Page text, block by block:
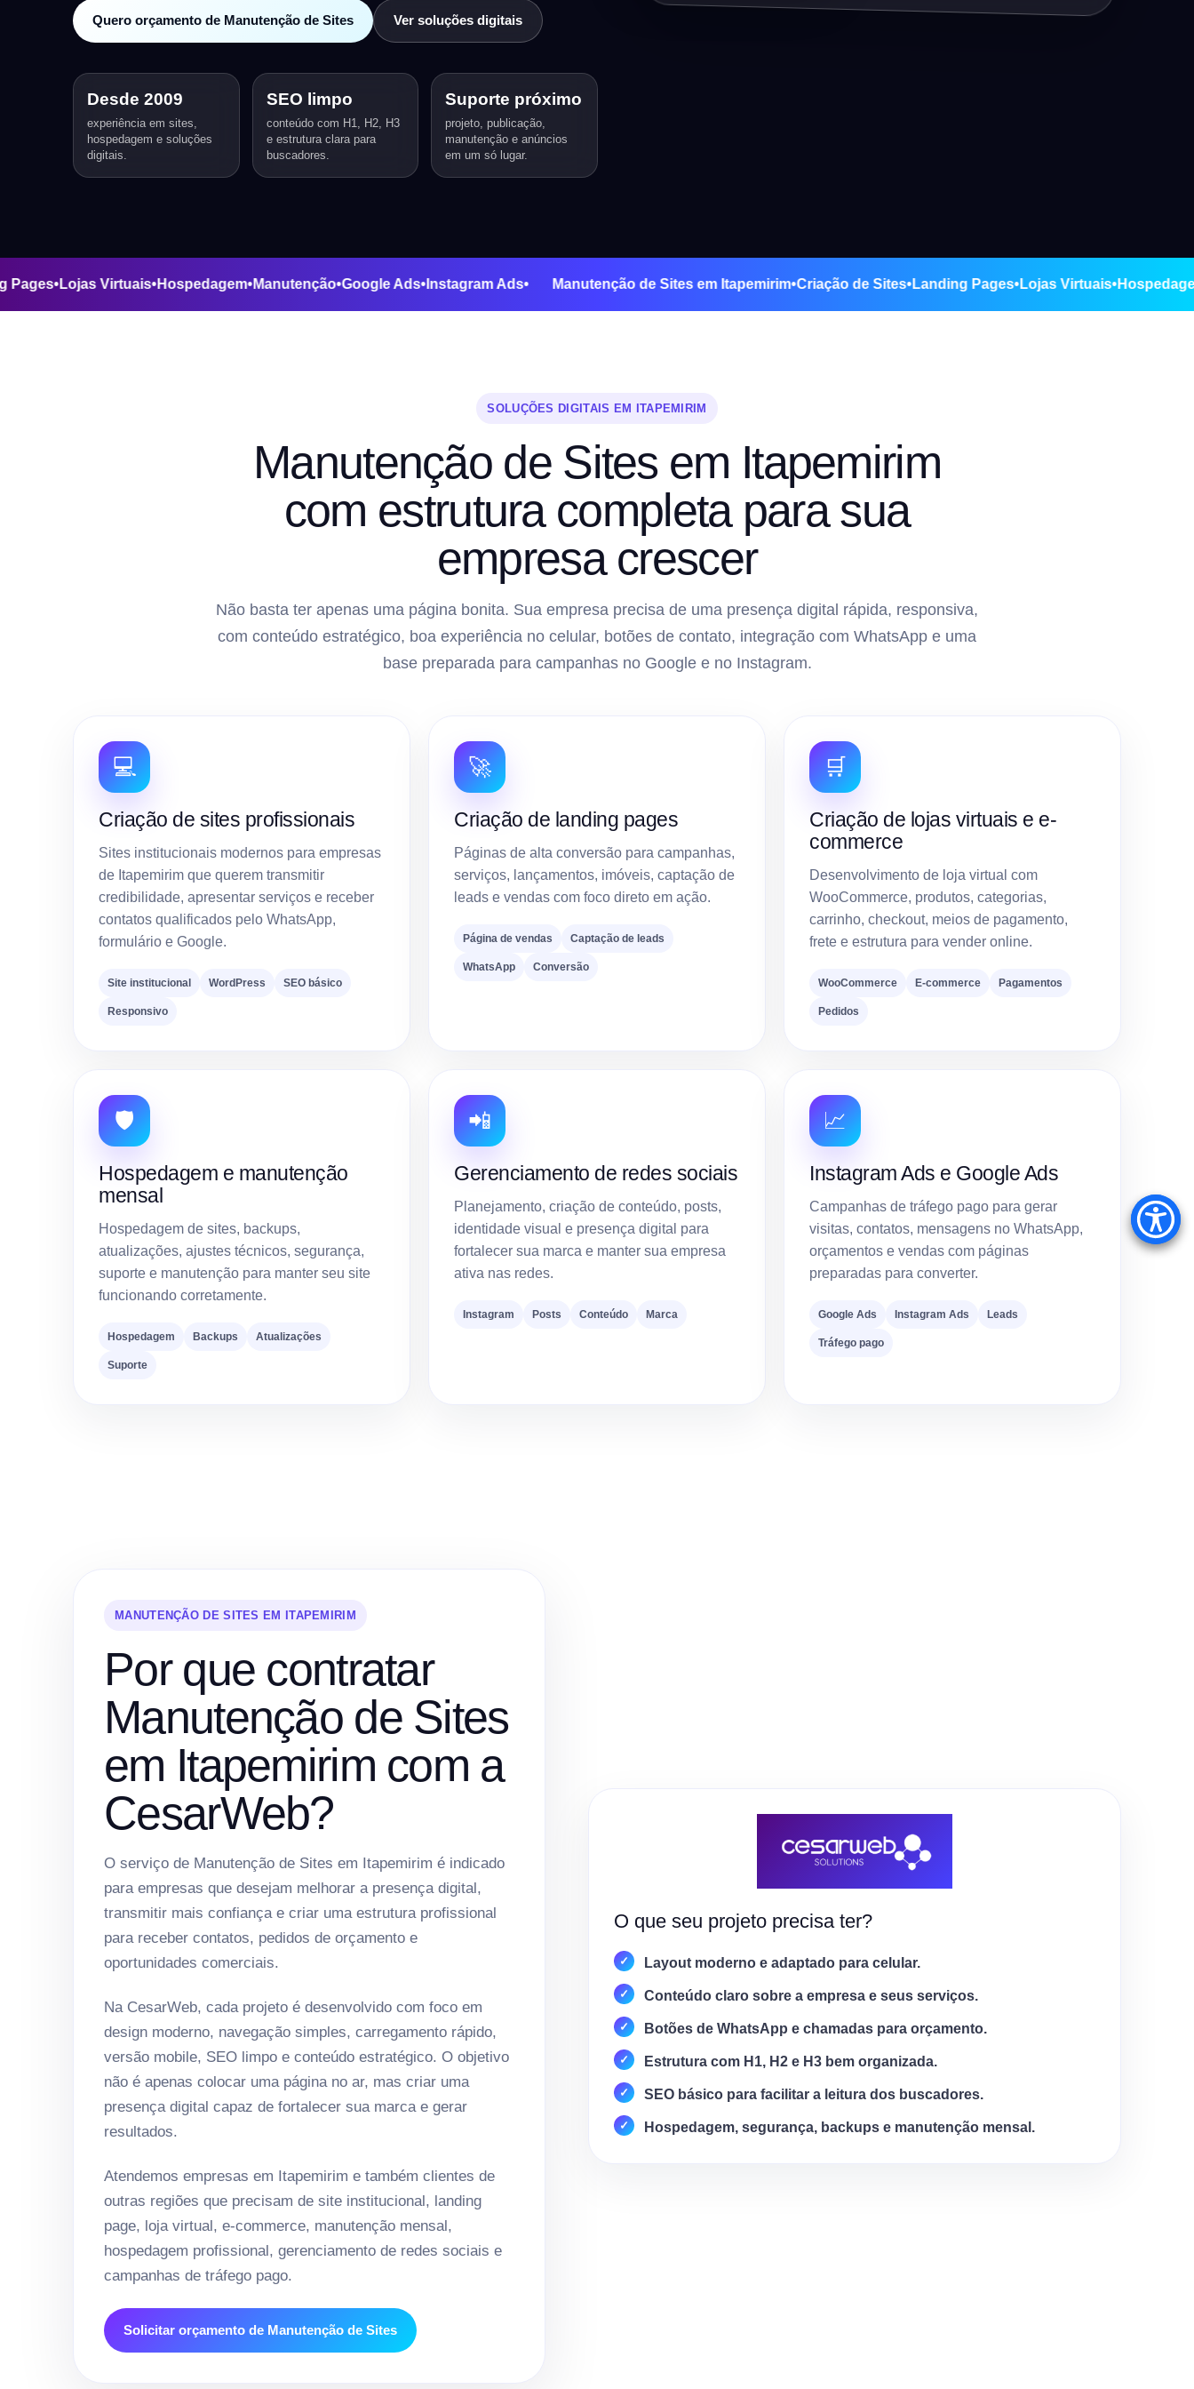
Quero orçamento de Manutenção de Sites Ver soluções digitais
Desde 2009
experiência em sites,
hospedagem e soluções
digitais.
SEO limpo
conteúdo com H1, H2, H3
e estrutura clara para
buscadores.
Suporte próximo
projeto, publicação,
manutenção e anúncios
em um só lugar.
Pages•Lojas Virtuais•Hospedagem•Manutenção•Google Ads•Instagram Ads• Manutenção de Sites em Itapemirim•Criação de Sites•Landing Pages•Lojas Virtuais•
SOLUÇÕES DIGITAIS EM ITAPEMIRIM
Manutenção de Sites em Itapemirim
com estrutura completa para sua
empresa crescer
Não basta ter apenas uma página bonita. Sua empresa precisa de uma presença digital rápida, responsiva,
com conteúdo estratégico, boa experiência no celular, botões de contato, integração com WhatsApp e uma
base preparada para campanhas no Google e no Instagram.
💻
Criação de sites profissionais
Sites institucionais modernos para empresas
de Itapemirim que querem transmitir
credibilidade, apresentar serviços e receber
contatos qualificados pelo WhatsApp,
formulário e Google.
Site institucional WordPress SEO básico
Responsivo
🚀
Criação de landing pages
Páginas de alta conversão para campanhas,
serviços, lançamentos, imóveis, captação de
leads e vendas com foco direto em ação.
Página de vendas Captação de leads
WhatsApp Conversão
🛒
Criação de lojas virtuais e e-
commerce
Desenvolvimento de loja virtual com
WooCommerce, produtos, categorias,
carrinho, checkout, meios de pagamento,
frete e estrutura para vender online.
WooCommerce E-commerce Pagamentos
Pedidos
🛡️
Hospedagem e manutenção
mensal
Hospedagem de sites, backups,
atualizações, ajustes técnicos, segurança,
suporte e manutenção para manter seu site
funcionando corretamente.
Hospedagem Backups Atualizações
Suporte
📲
Gerenciamento de redes sociais
Planejamento, criação de conteúdo, posts,
identidade visual e presença digital para
fortalecer sua marca e manter sua empresa
ativa nas redes.
Instagram Posts Conteúdo Marca
📈
Instagram Ads e Google Ads
Campanhas de tráfego pago para gerar
visitas, contatos, mensagens no WhatsApp,
orçamentos e vendas com páginas
preparadas para converter.
Google Ads Instagram Ads Leads
Tráfego pago
MANUTENÇÃO DE SITES EM ITAPEMIRIM
Por que contratar
Manutenção de Sites
em Itapemirim com a
CesarWeb?
O serviço de Manutenção de Sites em Itapemirim é indicado
para empresas que desejam melhorar a presença digital,
transmitir mais confiança e criar uma estrutura profissional
para receber contatos, pedidos de orçamento e
oportunidades comerciais.
Na CesarWeb, cada projeto é desenvolvido com foco em
design moderno, navegação simples, carregamento rápido,
versão mobile, SEO limpo e conteúdo estratégico. O objetivo
não é apenas colocar uma página no ar, mas criar uma
presença digital capaz de fortalecer sua marca e gerar
resultados.
Atendemos empresas em Itapemirim e também clientes de
outras regiões que precisam de site institucional, landing
page, loja virtual, e-commerce, manutenção mensal,
hospedagem profissional, gerenciamento de redes sociais e
campanhas de tráfego pago.
Solicitar orçamento de Manutenção de Sites
O que seu projeto precisa ter?
Layout moderno e adaptado para celular.
Conteúdo claro sobre a empresa e seus serviços.
Botões de WhatsApp e chamadas para orçamento.
Estrutura com H1, H2 e H3 bem organizada.
SEO básico para facilitar a leitura dos buscadores.
Hospedagem, segurança, backups e manutenção mensal.